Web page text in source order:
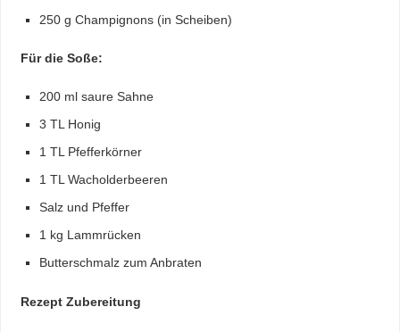
250 g Champignons (in Scheiben)
Für die Soße:
200 ml saure Sahne
3 TL Honig
1 TL Pfefferkörner
1 TL Wacholderbeeren
Salz und Pfeffer
1 kg Lammrücken
Butterschmalz zum Anbraten
Rezept Zubereitung